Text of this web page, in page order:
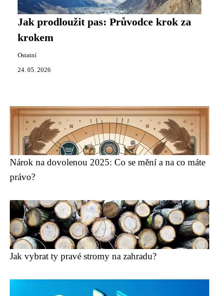
Jak prodloužit pas: Průvodce krok za
krokem
Ostatní
24. 05. 2026
Nárok na dovolenou 2025: Co se mění a na co máte
právo?
Jak vybrat ty pravé stromy na zahradu?